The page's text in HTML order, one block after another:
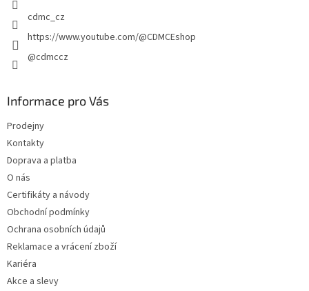
i
cdmc_cz
https://www.youtube.com/@CDMCEshop
@cdmccz
Informace pro Vás
Prodejny
Kontakty
Doprava a platba
O nás
Certifikáty a návody
Obchodní podmínky
Ochrana osobních údajů
Reklamace a vrácení zboží
Kariéra
Akce a slevy